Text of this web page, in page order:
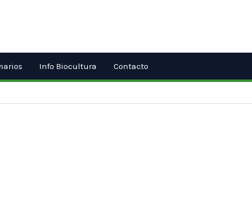
Info Biocultura Contacto